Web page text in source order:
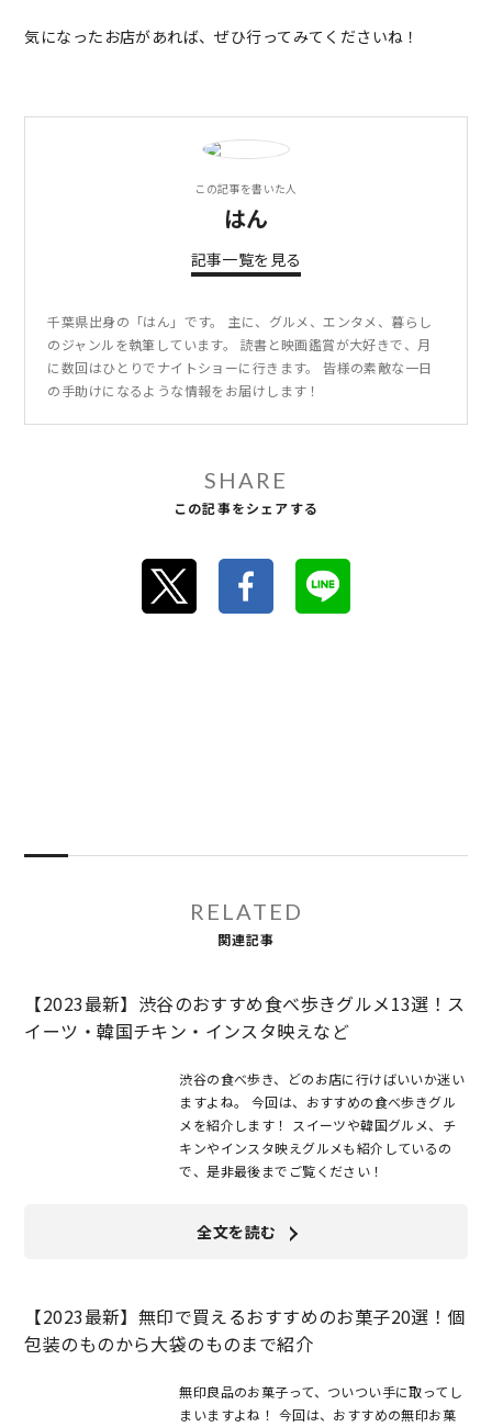
気になったお店があれば、ぜひ行ってみてくださいね！
この記事を書いた人
はん
記事一覧を見る
千葉県出身の「はん」です。 主に、グルメ、エンタメ、暮らし
のジャンルを執筆しています。 読書と映画鑑賞が大好きで、月
に数回はひとりでナイトショーに行きます。 皆様の素敵な一日
の手助けになるような情報をお届けします！
SHARE
この記事をシェアする
RELATED
関連記事
【2023最新】渋谷のおすすめ食べ歩きグルメ13選！ス
イーツ・韓国チキン・インスタ映えなど
渋谷の食べ歩き、どのお店に行けばいいか迷い
ますよね。 今回は、おすすめの食べ歩きグル
メを紹介します！ スイーツや韓国グルメ、チ
キンやインスタ映えグルメも紹介しているの
で、是非最後までご覧ください！
全文を読む
【2023最新】無印で買えるおすすめのお菓子20選！個
包装のものから大袋のものまで紹介
無印良品のお菓子って、ついつい手に取ってし
まいますよね！ 今回は、おすすめの無印お菓